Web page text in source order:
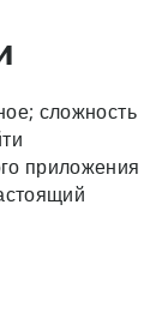
сложность
приложения